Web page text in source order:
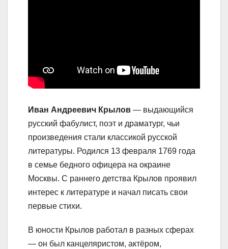
Иван Андреевич Крылов — выдающийся
русский фабулист, поэт и драматург, чьи
произведения стали классикой русской
литературы. Родился 13 февраля 1769 года
в семье бедного офицера на окраине
Москвы. С раннего детства Крылов проявил
интерес к литературе и начал писать свои
первые стихи.
В юности Крылов работал в разных сферах
— он был канцеляристом, актёром,